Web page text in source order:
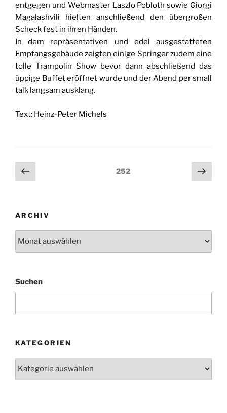
entgegen und Webmaster Laszlo Pobloth sowie Giorgi
Magalashvili hielten anschließend den übergroßen
Scheck fest in ihren Händen.
In dem repräsentativen und edel ausgestatteten
Empfangsgebäude zeigten einige Springer zudem eine
tolle Trampolin Show bevor dann abschließend das
üppige Buffet eröffnet wurde und der Abend per small
talk langsam ausklang.
Text: Heinz-Peter Michels
Seitennummerierung
der
Vorherige
Seite
Seite252
ARCHIV
Suchen
KATEGORIEN